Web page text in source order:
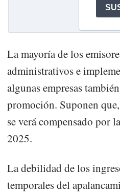
La mayoría de los
administrativos e
algunas empresas
promoción. Suponen
se verá compensado por
2025.
La debilidad de los
temporales del